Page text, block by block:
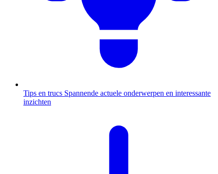
Tips en trucs Spannende actuele onderwerpen en interessante
inzichten